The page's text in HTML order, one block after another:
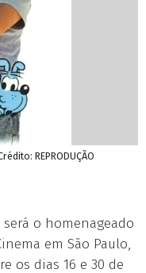
REPRODUÇÃO
o homenageado
em São Paulo,
os dias 16 e 30 de